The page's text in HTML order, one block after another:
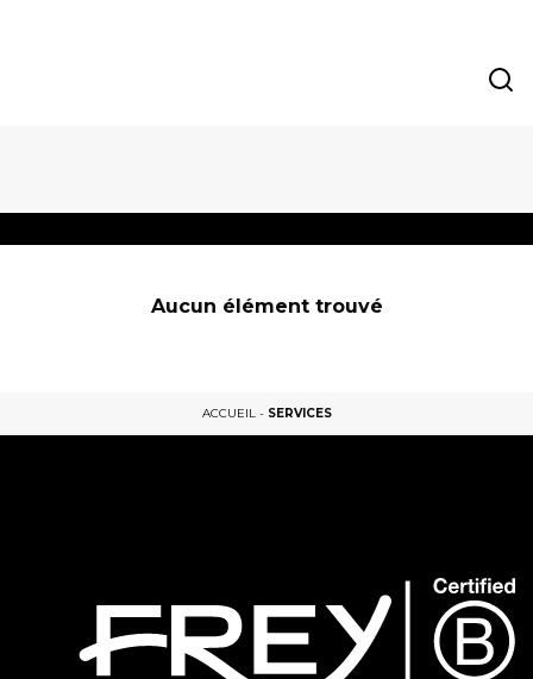
Aucun élément trouvé
ACCUEIL- SERVICES